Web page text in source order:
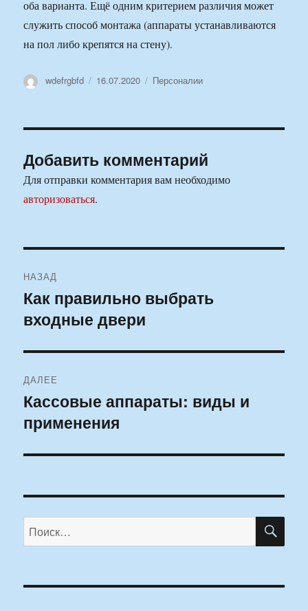
оба варианта. Ещё одним критерием различия может
служить способ монтажа (аппараты устанавливаются
на пол либо крепятся на стену).
Автор
wdefrgbfd Опубликовано
16.07.2020 Рубрики
Персоналии
Добавить комментарий
Для отправки комментария вам необходимо
авторизоваться.
по
записям
НАЗАД
Предыдущая
запись:
Как правильно выбрать
входные двери
ДАЛЕЕ
Следующая
запись:
Кассовые аппараты: виды и
применения
Искать: